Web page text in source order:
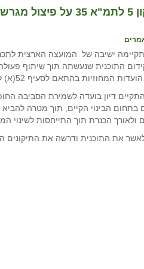
עו״ד
התוכנית שנעשתה תוך שיתוף
בהתאם לסעיף 52(א) לחוק התכנון והבניה וזאת לתקופה של
בתחום הבינוי הקיים, תוך מטרה
ולאורך הכנרת תוך התייחסות לשינוי
את התוכנית ודרשה את התיקונים